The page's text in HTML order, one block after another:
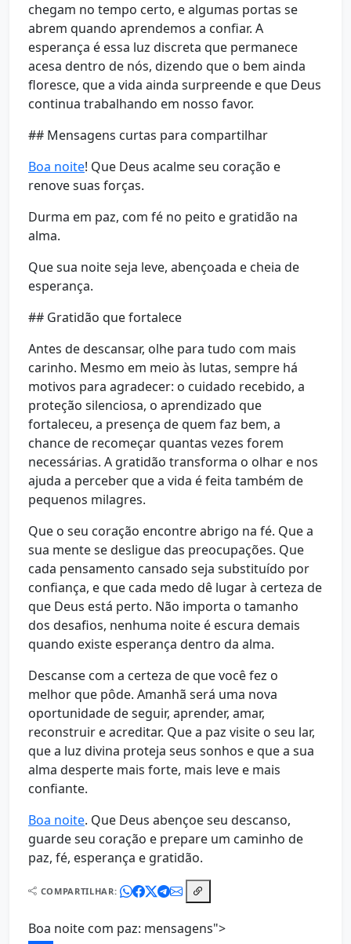
chegam no tempo certo, e algumas portas se
abrem quando aprendemos a confiar. A
esperança é essa luz discreta que permanece
acesa dentro de nós, dizendo que o bem ainda
floresce, que a vida ainda surpreende e que Deus
continua trabalhando em nosso favor.
## Mensagens curtas para compartilhar
Boa noite! Que Deus acalme seu coração e
renove suas forças.
Durma em paz, com fé no peito e gratidão na
alma.
Que sua noite seja leve, abençoada e cheia de
esperança.
## Gratidão que fortalece
Antes de descansar, olhe para tudo com mais
carinho. Mesmo em meio às lutas, sempre há
motivos para agradecer: o cuidado recebido, a
proteção silenciosa, o aprendizado que
fortaleceu, a presença de quem faz bem, a
chance de recomeçar quantas vezes forem
necessárias. A gratidão transforma o olhar e nos
ajuda a perceber que a vida é feita também de
pequenos milagres.
Que o seu coração encontre abrigo na fé. Que a
sua mente se desligue das preocupações. Que
cada pensamento cansado seja substituído por
confiança, e que cada medo dê lugar à certeza de
que Deus está perto. Não importa o tamanho
dos desafios, nenhuma noite é escura demais
quando existe esperança dentro da alma.
Descanse com a certeza de que você fez o
melhor que pôde. Amanhã será uma nova
oportunidade de seguir, aprender, amar,
reconstruir e acreditar. Que a paz visite o seu lar,
que a luz divina proteja seus sonhos e que a sua
alma desperte mais forte, mais leve e mais
confiante.
Boa noite. Que Deus abençoe seu descanso,
guarde seu coração e prepare um caminho de
paz, fé, esperança e gratidão.
COMPARTILHAR:
Boa noite com paz: mensagens">